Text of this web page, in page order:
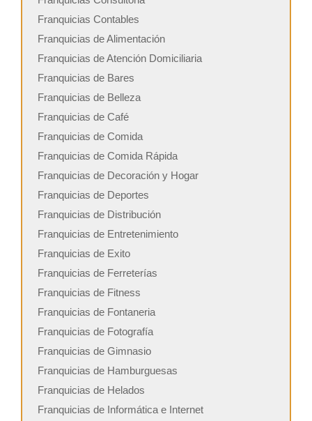
Franquicias Contables
Franquicias de Alimentación
Franquicias de Atención Domiciliaria
Franquicias de Bares
Franquicias de Belleza
Franquicias de Café
Franquicias de Comida
Franquicias de Comida Rápida
Franquicias de Decoración y Hogar
Franquicias de Deportes
Franquicias de Distribución
Franquicias de Entretenimiento
Franquicias de Exito
Franquicias de Ferreterías
Franquicias de Fitness
Franquicias de Fontaneria
Franquicias de Fotografía
Franquicias de Gimnasio
Franquicias de Hamburguesas
Franquicias de Helados
Franquicias de Informática e Internet